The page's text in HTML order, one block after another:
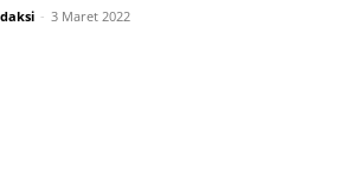
- 3 Maret 2022